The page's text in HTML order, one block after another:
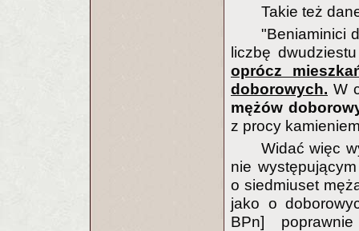
Takie też
"Beniaminici
liczbę
oprócz
doborowych. W
mężów
z procy
Widać więc
nie
o siedmiuset
jako o
BPn]